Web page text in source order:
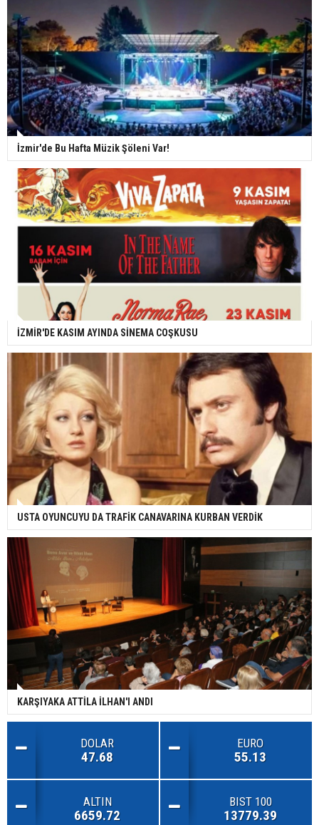
İzmir'de Bu Hafta Müzik Şöleni Var!
İZMİR'DE KASIM AYINDA SİNEMA COŞKUSU
USTA OYUNCUYU DA TRAFİK CANAVARINA KURBAN VERDİK
KARŞIYAKA ATTİLA İLHAN'I ANDI
DOLAR
47.68
EURO
55.13
ALTIN
6659.72
BIST 100
13779.39